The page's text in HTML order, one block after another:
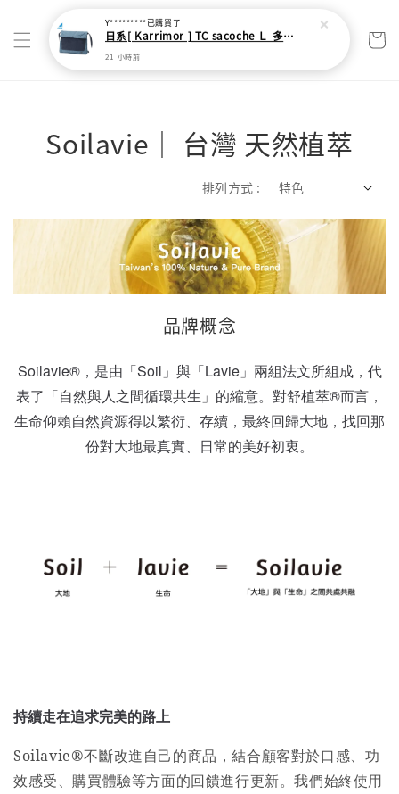
Soilavie｜ 台灣 天然植萃
排列方式 :
品牌概念
Soilavie®，是由「Soil」與「Lavie」兩組法文所組成，代
表了「自然與人之間循環共生」的縮意。對舒植萃®而言，
生命仰賴自然資源得以繁衍、存續，最終回歸大地，找回那
份對大地最真實、日常的美好初衷。
持續走在追求完美的路上
Soilavie®不斷改進自己的商品，結合顧客對於口感、功
效感受、購買體驗等方面的回饋進行更新。我們始終使用
Y*********已購買了
日系[ Karrimor ] TC sacoche Ｌ 多功能輕旅收納袋
21 小時前